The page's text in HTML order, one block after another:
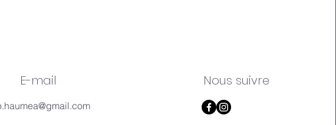
E-mail Nous suivre